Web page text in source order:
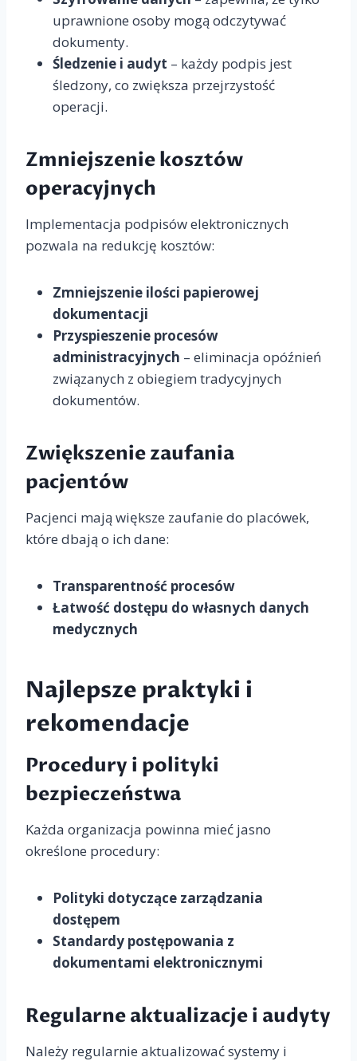
uprawnione osoby mogą odczytywać
dokumenty.
Śledzenie i audyt – każdy podpis jest
śledzony, co zwiększa przejrzystość
operacji.
Zmniejszenie kosztów
operacyjnych
Implementacja podpisów elektronicznych
pozwala na redukcję kosztów:
Zmniejszenie ilości papierowej
dokumentacji
Przyspieszenie procesów
administracyjnych – eliminacja opóźnień
związanych z obiegiem tradycyjnych
dokumentów.
Zwiększenie zaufania
pacjentów
Pacjenci mają większe zaufanie do placówek,
które dbają o ich dane:
Transparentność procesów
Łatwość dostępu do własnych danych
medycznych
Najlepsze praktyki i
rekomendacje
Procedury i polityki
bezpieczeństwa
Każda organizacja powinna mieć jasno
określone procedury:
Polityki dotyczące zarządzania
dostępem
Standardy postępowania z
dokumentami elektronicznymi
Regularne aktualizacje i audyty
Należy regularnie aktualizować systemy i